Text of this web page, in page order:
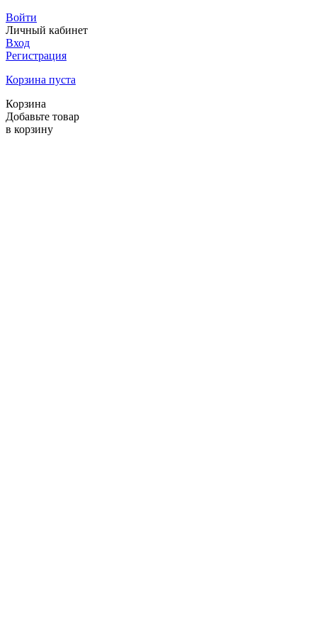
Войти
Личный кабинет
Вход
Регистрация
Корзина пуста
Корзина
Добавьте товар
в корзину